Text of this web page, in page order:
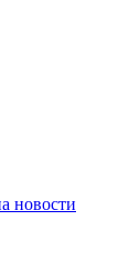
новости